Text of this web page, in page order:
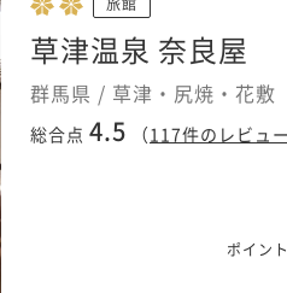
草津温泉 奈良屋
群馬県 / 草津・尻焼・花敷
総合点 4.5 （117件のレビュー
ポイン